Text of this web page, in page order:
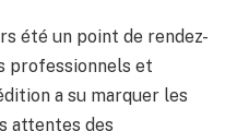
été un point de rendez-
professionnels et
a su marquer les
attentes des